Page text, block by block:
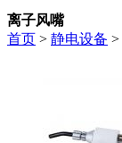
离子风嘴
首页 > 静电设备 >